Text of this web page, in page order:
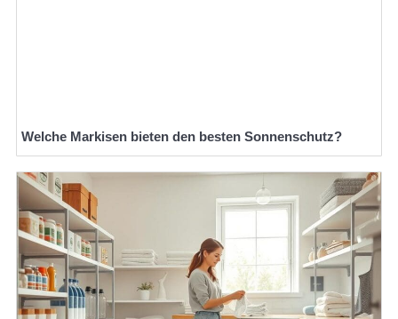
Welche Markisen bieten den besten Sonnenschutz?